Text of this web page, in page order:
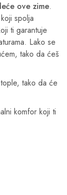
ove zime.
spolja
ti garantuje
Lako se
tako da ćeš
tako da će
komfor koji ti